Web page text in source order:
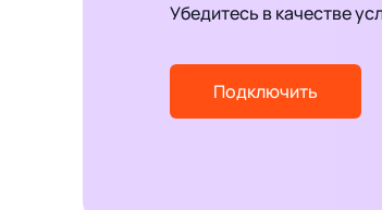
Убедитесь в качестве
Подключить